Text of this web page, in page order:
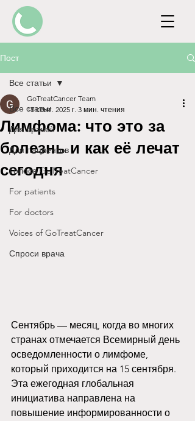
Пост
Все статьи
Для врачей
Для пациентов
Голоса GoTreatCancer
For patients
For doctors
Voices of GoTreatCancer
Спроси врача
Все статьи
Лимфома: что это за
болезнь и как её лечат
сегодня
GoTreatCancer Team
18 сент. 2025 г. 3 мин. чтения
Сентябрь — месяц, когда во многих
странах отмечается Всемирный день
осведомленности о лимфоме,
который приходится на 15 сентября.
Эта ежегодная глобальная
инициатива направлена на
повышение информированности о